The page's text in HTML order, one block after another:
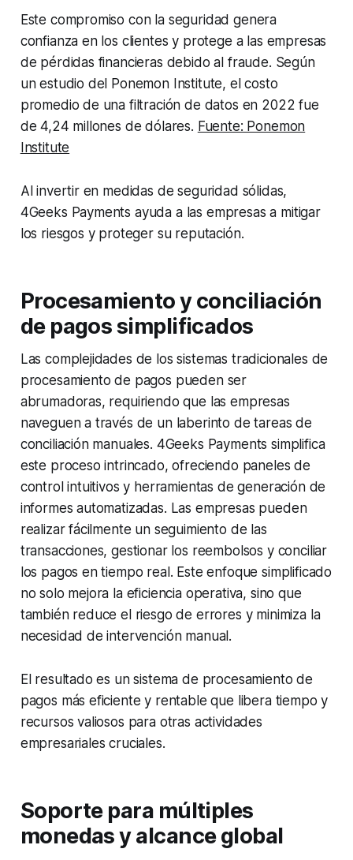
Este compromiso con la seguridad genera
confianza en los clientes y protege a las empresas
de pérdidas financieras debido al fraude. Según
un estudio del Ponemon Institute, el costo
promedio de una filtración de datos en 2022 fue
de 4,24 millones de dólares. Fuente: Ponemon
Institute
Al invertir en medidas de seguridad sólidas,
4Geeks Payments ayuda a las empresas a mitigar
los riesgos y proteger su reputación.
Procesamiento y conciliación
de pagos simplificados
Las complejidades de los sistemas tradicionales de
procesamiento de pagos pueden ser
abrumadoras, requiriendo que las empresas
naveguen a través de un laberinto de tareas de
conciliación manuales. 4Geeks Payments simplifica
este proceso intrincado, ofreciendo paneles de
control intuitivos y herramientas de generación de
informes automatizadas. Las empresas pueden
realizar fácilmente un seguimiento de las
transacciones, gestionar los reembolsos y conciliar
los pagos en tiempo real. Este enfoque simplificado
no solo mejora la eficiencia operativa, sino que
también reduce el riesgo de errores y minimiza la
necesidad de intervención manual.
El resultado es un sistema de procesamiento de
pagos más eficiente y rentable que libera tiempo y
recursos valiosos para otras actividades
empresariales cruciales.
Soporte para múltiples
monedas y alcance global